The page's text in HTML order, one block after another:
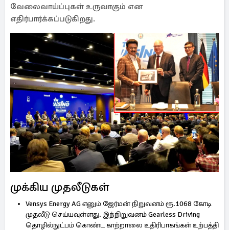
வேலைவாய்ப்புகள் உருவாகும் என
எதிர்பார்க்கப்படுகிறது.
முக்கிய முதலீடுகள்
Vensys Energy AG எனும் ஜேர்மன் நிறுவனம் ரூ.1068 கோடி
முதலீடு செய்யவுள்ளது. இந்நிறுவனம் Gearless Driving
தொழில்நுட்பம் கொண்ட காற்றாலை உதிரிபாகங்கள் உற்பத்தி